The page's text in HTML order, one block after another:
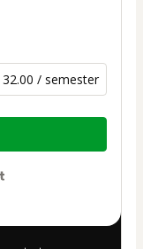
/ semester